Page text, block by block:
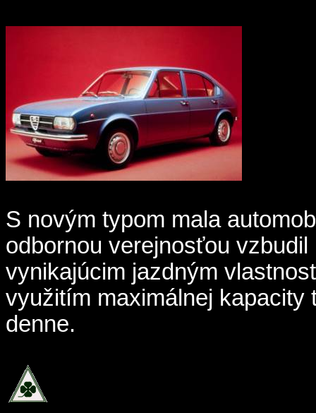
S novým typom mala
odbornou verejnosťou
vynikajúcim jazdným
využitím maximálnej kapacity
denne.